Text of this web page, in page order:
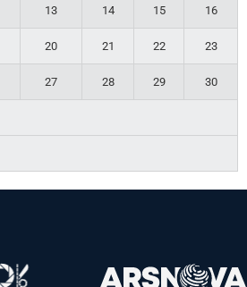
13 14 15 16
20 21 22 23
27 28 29 30